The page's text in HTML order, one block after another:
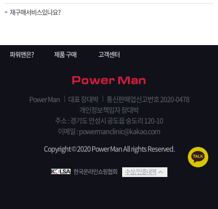
재구매서비스있나요?
파워맨은? 제품 구매 고객센터
Power Man 대표 장대박
통신판매업신고번호 2020-0478
개인정보책임자 장대박
주소 : 경기도 안성시 공도읍 숭도리 120-10
이메일 : powermanclinic@kakao.com
Copyright © 2020 Power Man All rights Reserved.
한국온라인쇼핑협회 수상/인증내역